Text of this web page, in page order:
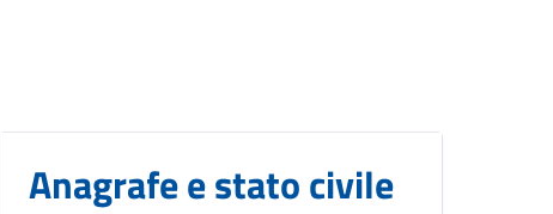
Anagrafe e stato civile